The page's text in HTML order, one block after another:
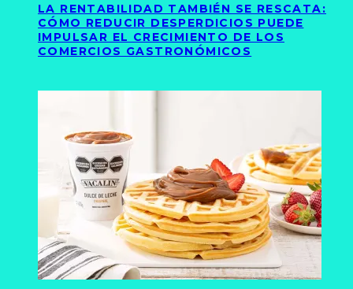
LA RENTABILIDAD TAMBIÉN SE RESCATA:
CÓMO REDUCIR DESPERDICIOS PUEDE
IMPULSAR EL CRECIMIENTO DE LOS
COMERCIOS GASTRONÓMICOS